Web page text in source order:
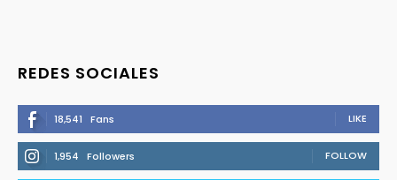
REDES SOCIALES
18,541 Fans LIKE
1,954 Followers FOLLOW